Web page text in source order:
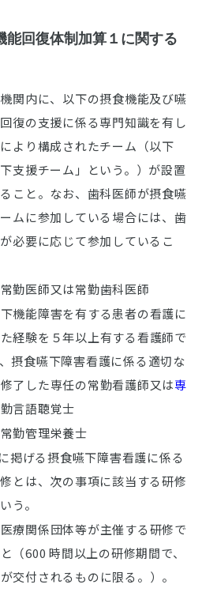
能回復体制加算１に関する
関内に、以下の摂食機能及び嚥
復の支援に係る専門知識を有し
より構成されたチーム（以下
下支援チーム」という。）が設置
こと。なお、歯科医師が摂食嚥
ムに参加している場合には、歯
必要に応じて参加しているこ
勤医師又は常勤歯科医師
機能障害を有する患者の看護に
経験を５年以上有する看護師で
摂食嚥下障害看護に係る適切な
了した専任の常勤看護師又は専
言語聴覚士
勤管理栄養士
掲げる摂食嚥下障害看護に係る
とは、次の事項に該当する研修
う。
療関係団体等が主催する研修で
（600 時間以上の研修期間で、
交付されるものに限る。）。